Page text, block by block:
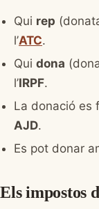
Qui rep
l’ATC.
Qui dona
l’IRPF.
La donació es
AJD.
Es pot donar
Els impostos